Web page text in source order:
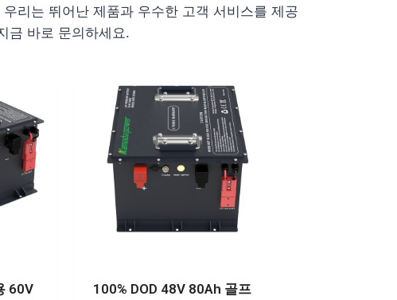
리는 뛰어난 제품과 우수한 고객 서비스를 제공
금 바로 문의하세요.
60V
100% DOD 48V 80Ah 골프